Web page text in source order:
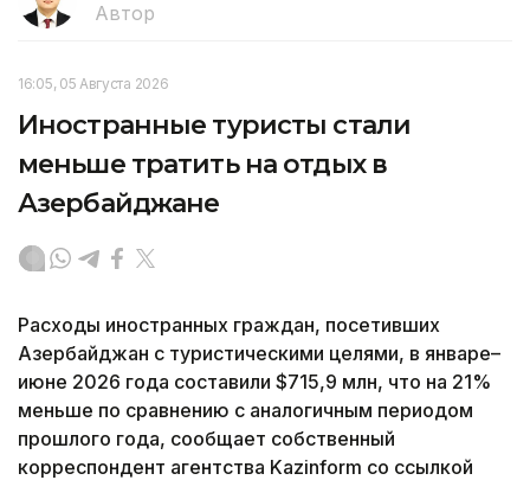
Автор
16:05, 05 Августа 2026
Иностранные туристы стали
меньше тратить на отдых в
Азербайджане
Расходы иностранных граждан, посетивших
Азербайджан с туристическими целями, в январе–
июне 2026 года составили $715,9 млн, что на 21%
меньше по сравнению с аналогичным периодом
прошлого года, сообщает собственный
корреспондент агентства Kazinform со ссылкой